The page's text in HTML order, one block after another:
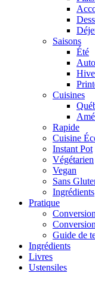
Saisons
Été
Cuisines
Rapide
Cuisine
Instant Pot
Végétarien
Vegan
Sans
Ingrédients
Pratique
Guide de
Ingrédients
Livres
Ustensiles